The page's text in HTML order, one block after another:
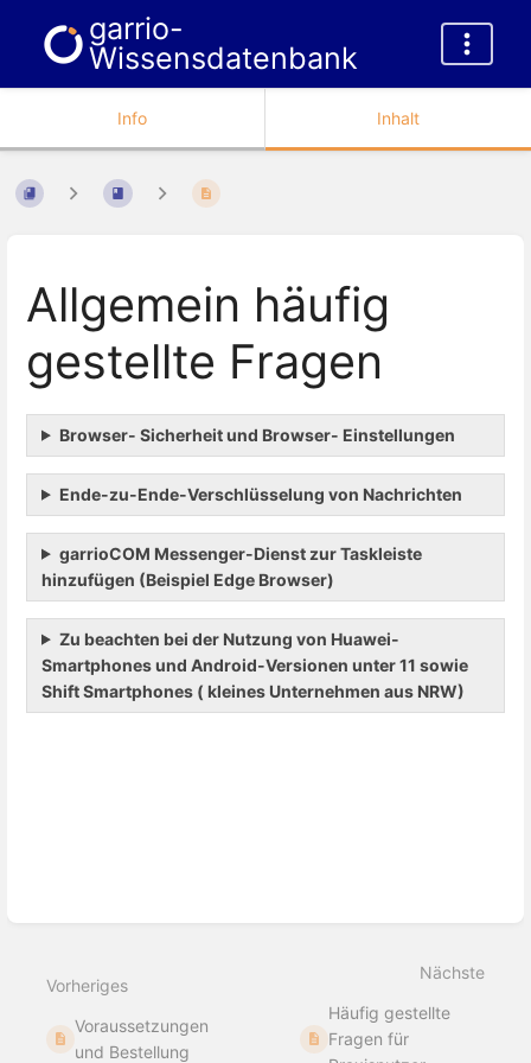
garrio-
Wissensdatenbank
Info Inhalt
Allgemein häufig
gestellte Fragen
Browser- Sicherheit und Browser- Einstellungen
Ende-zu-Ende-Verschlüsselung von Nachrichten
garrioCOM Messenger-Dienst zur Taskleiste
hinzufügen (Beispiel Edge Browser)
Zu beachten bei der Nutzung von Huawei-
Smartphones und Android-Versionen unter 11 sowie
Shift Smartphones ( kleines Unternehmen aus NRW)
Vorheriges
Voraussetzungen
und Bestellung
Nächste
Häufig gestellte
Fragen für